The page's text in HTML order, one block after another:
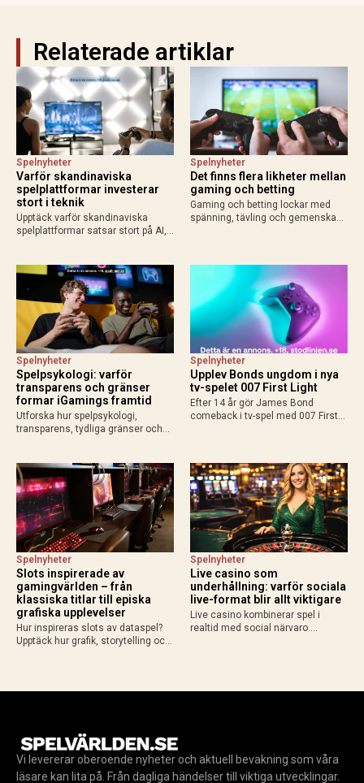
Relaterade artiklar
Varför skandinaviska
spelplattformar investerar
stort i teknik
Spelnyheter
Upptäck varför skandinaviska
spelplattformar satsar stort på AI,
konkurrenskraft.
Det finns flera likheter mellan
gaming och betting
Spelnyheter
Gaming och betting lockar med
spänning, tävling och gemenskap.
Spelpsykologi: varför
transparens och gränser
formar iGamings framtid
Spelnyheter
Utforska hur spelpsykologi,
transparens, tydliga gränser och
hållbart spelande.
Upplev Bonds ungdom i nya
tv-spelet 007 First Light
Spelnyheter
Efter 14 år gör James Bond
comeback i tv-spel med 007 First
släpps 27 maj 2026.
Slots inspirerade av
gamingvärlden – från
klassiska titlar till episka
grafiska upplevelser
Spelnyheter
Hur inspireras slots av dataspel?
Upptäck hur grafik, storytelling och
Live casino som
underhållning: varför sociala
live-format blir allt viktigare
Spelnyheter
Live casino kombinerar spel i
realtid med social närvaro.
Vi levererar oberoende nyheter och aktuell bevakning som våra
läsare kan lita på. Från dagliga händelser till viktiga utvecklingar.